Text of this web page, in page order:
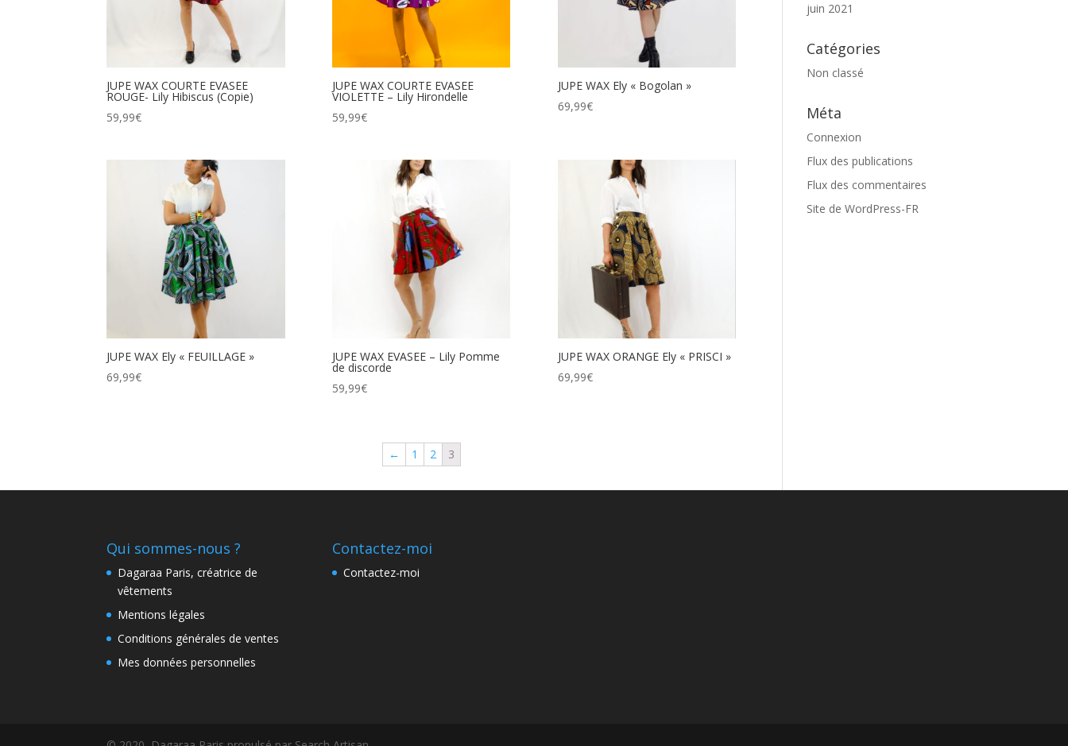
JUPE WAX COURTE EVASEE
ROUGE- Lily Hibiscus (Copie)
59,99€
JUPE WAX COURTE EVASEE
VIOLETTE – Lily Hirondelle
59,99€
JUPE WAX Ely « Bogolan »
69,99€
JUPE WAX Ely « FEUILLAGE »
69,99€
JUPE WAX EVASEE – Lily Pomme
de discorde
59,99€
JUPE WAX ORANGE Ely « PRISCI »
69,99€
← 1 2 3
juin 2021
Catégories
Non classé
Méta
Connexion
Flux des publications
Flux des commentaires
Site de WordPress-FR
Qui sommes-nous ?
Dagaraa Paris, créatrice de
vêtements
Mentions légales
Conditions générales de ventes
Mes données personnelles
Contactez-moi
Contactez-moi